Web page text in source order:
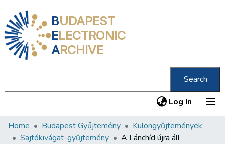
BUDAPEST
ELECTRONIC
ARCHIVE
Search
Log In (current)
Communities & Collections
Home Budapest Gyűjtemény
Különgyűjtemények
Sajtókivágat-gyűjtemény
A Lánchíd újra áll